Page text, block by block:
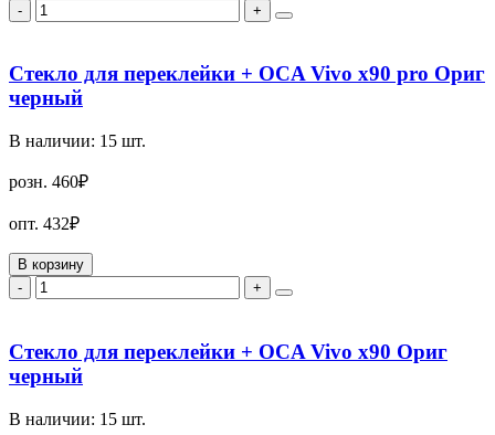
-
+
Стекло для переклейки + OCA Vivo x90 pro Ориг
черный
В наличии: 15 шт.
розн. 460₽
опт. 432₽
В корзину
-
+
Стекло для переклейки + OCA Vivo x90 Ориг
черный
В наличии: 15 шт.